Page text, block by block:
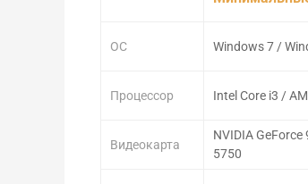
ОС
Процессор
Видеокарта
Windows 7 /
Intel Core i3 /
NVIDIA GeForce
5750